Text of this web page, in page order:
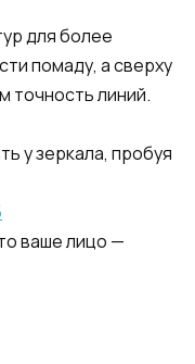
для более
помаду, а сверху
точность линий.
у зеркала, пробуя
ваше лицо —